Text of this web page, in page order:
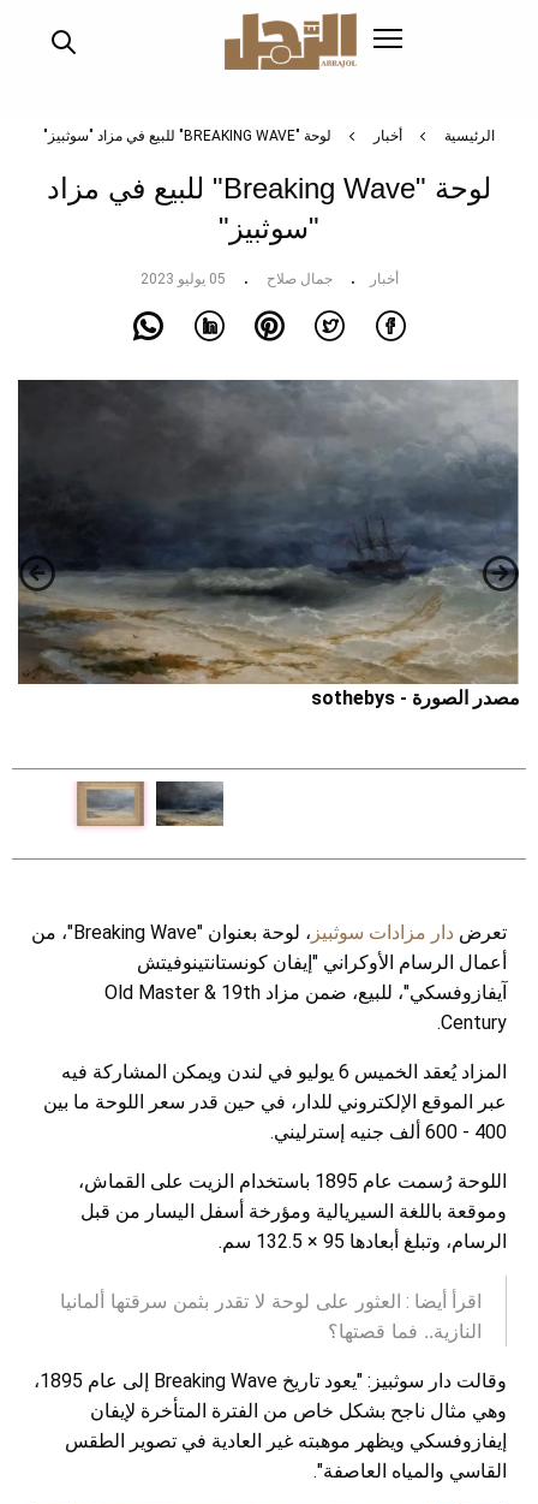
الرئيسية أخبار لوحة "BREAKING WAVE" للبيع في مزاد "سوثبيز"
لوحة "Breaking Wave" للبيع في مزاد
"سوثبيز"
أخبار جمال صلاح 05 يوليو 2023
مصدر الصورة - sothebys
تعرض دار مزادات سوثبيز
، لوحة بعنوان "Breaking Wave"، من
أعمال الرسام الأوكراني "إيفان كونستانتينوفيتش
آيفازوفسكي"، للبيع، ضمن مزاد Old Master & 19th
Century.
المزاد يُعقد الخميس 6 يوليو في لندن ويمكن المشاركة فيه
عبر الموقع الإلكتروني للدار، في حين قدر سعر اللوحة ما بين
400 - 600 ألف جنيه إسترليني.
اللوحة رُسمت عام 1895 باستخدام الزيت على القماش،
وموقعة باللغة السيريالية ومؤرخة أسفل اليسار من قبل
الرسام، وتبلغ أبعادها 95 × 132.5 سم.
اقرأ أيضا : العثور على لوحة لا تقدر بثمن سرقتها ألمانيا
النازية.. فما قصتها؟
وقالت دار سوثبيز: "يعود تاريخ Breaking Wave إلى عام 1895،
وهي مثال ناجح بشكل خاص من الفترة المتأخرة لإيفان
إيفازوفسكي ويظهر موهبته غير العادية في تصوير الطقس
القاسي والمياه العاصفة".